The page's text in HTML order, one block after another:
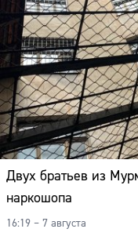
Двух братьев из
наркошопа
16:19 – 7 августа